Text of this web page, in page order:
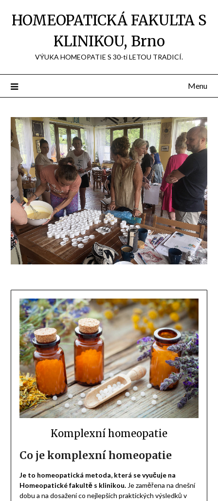
HOMEOPATICKÁ FAKULTA S
KLINIKOU, Brno
VÝUKA HOMEOPATIE S 30-ti LETOU TRADICÍ.
Menu
Komplexní homeopatie
Co je komplexní homeopatie
Je to homeopatická metoda, která se vyučuje na
Homeopatické fakultě s klinikou.Je zaměřena na dnešní
dobu a na dosažení co nejlepších praktických výsledků v